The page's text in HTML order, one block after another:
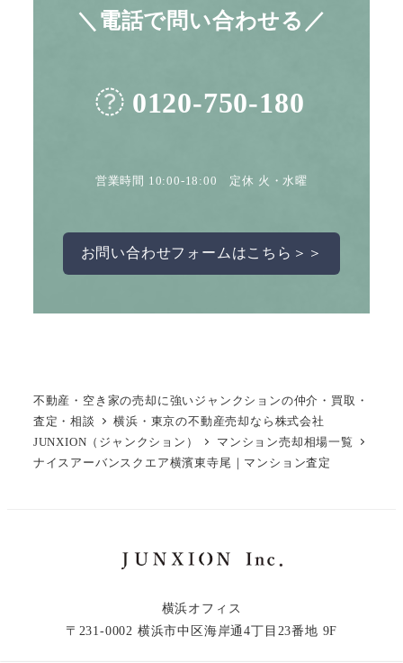
＼電話で問い合わせる／
0120-750-180
営業時間 10:00-18:00 定休 火・水曜
お問い合わせフォームはこちら＞＞
不動産・空き家の売却に強いジャンクションの仲介・買取・
査定・相談
横浜・東京の不動産売却なら株式会社
JUNXION（ジャンクション）
マンション売却相場一覧
ナイスアーバンスクエア横濱東寺尾｜マンション査定
横浜オフィス
〒231-0002 横浜市中区海岸通4丁目23番地 9F